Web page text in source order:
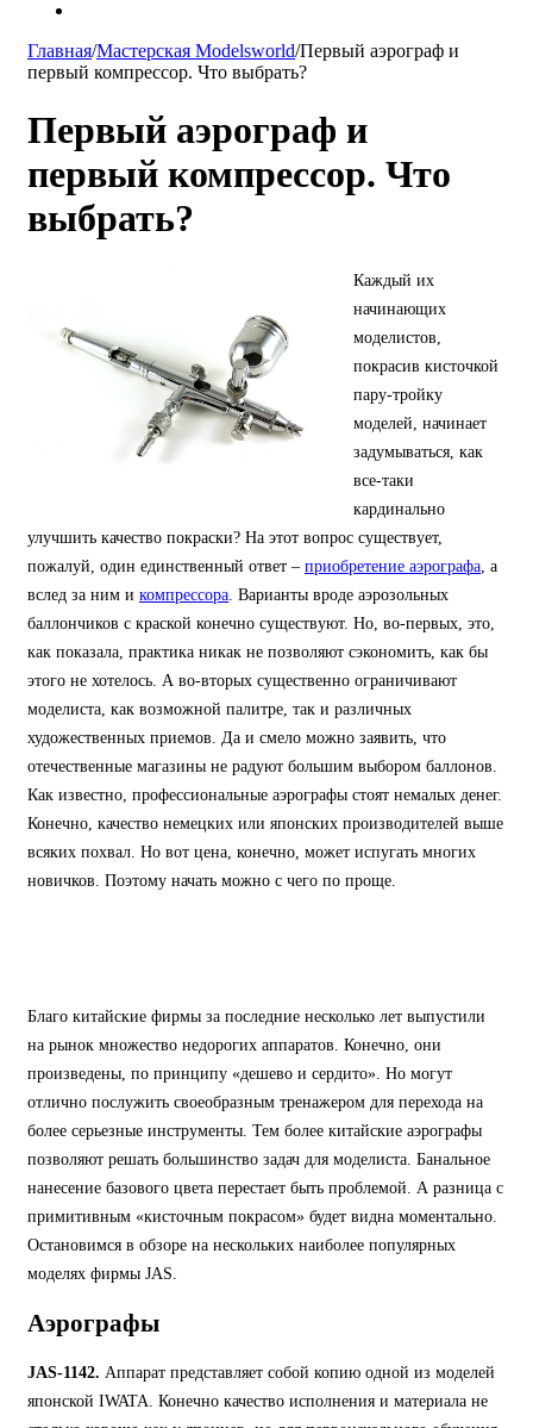
Главная/Мастерская Modelsworld/Первый аэрограф и
первый компрессор. Что выбрать?
Первый аэрограф и
первый компрессор. Что
выбрать?
Каждый их
начинающих
моделистов,
покрасив кисточкой
пару-тройку
моделей, начинает
задумываться, как
все-таки
кардинально
улучшить качество покраски? На этот вопрос существует,
пожалуй, один единственный ответ – приобретение аэрографа , а
вслед за ним и компрессора Варианты вроде аэрозольных
баллончиков с краской конечно существуют. Но, во-первых, это,
как показала, практика никак не позволяют сэкономить, как бы
этого не хотелось. А во-вторых существенно ограничивают
моделиста, как возможной палитре, так и различных
художественных приемов. Да и смело можно заявить, что
отечественные магазины не радуют большим выбором баллонов.
Как известно, профессиональные аэрографы стоят немалых денег.
Конечно, качество немецких или японских производителей выше
всяких похвал. Но вот цена, конечно, может испугать многих
новичков. Поэтому начать можно с чего по проще.
Благо китайские фирмы за последние несколько лет выпустили
на рынок множество недорогих аппаратов. Конечно, они
произведены, по принципу «дешево и сердито». Но могут
отлично послужить своеобразным тренажером для перехода на
более серьезные инструменты. Тем более китайские аэрографы
позволяют решать большинство задач для моделиста. Банальное
нанесение базового цвета перестает быть проблемой. А разница с
примитивным «кисточным покрасом» будет видна моментально.
Остановимся в обзоре на нескольких наиболее популярных
моделях фирмы JAS.
Аэрографы
JAS-1142. Аппарат представляет собой копию одной из моделей
японской IWATA. Конечно качество исполнения и материала не